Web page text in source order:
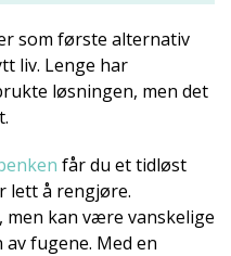
som første alternativ
liv. Lenge har
løsningen, men det
får du et tidløst
lett å rengjøre.
men kan være vanskelige
fugene. Med en